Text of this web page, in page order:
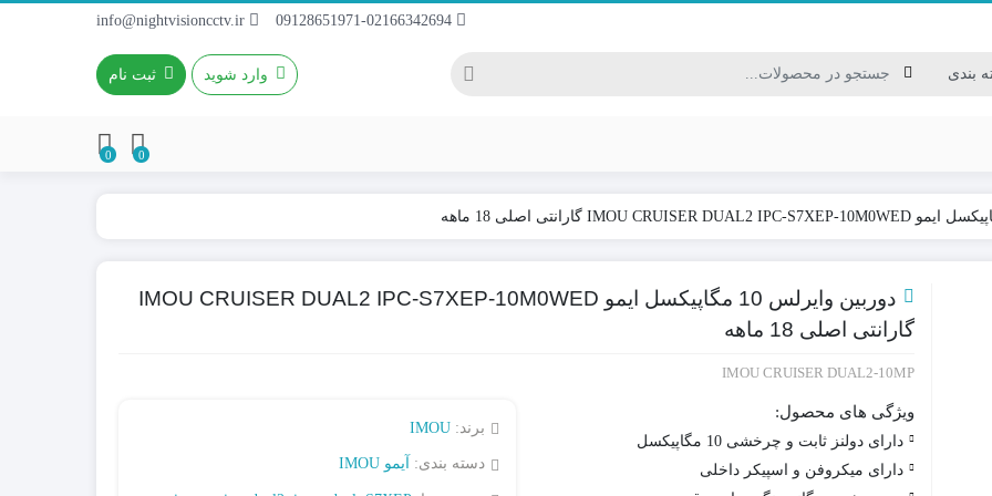
وارد شوید ثبت نام
کابل برق / سیم نایلونی
باطری ریموتی
0
0
دوربین وایرلس 10 مگاپیکسل ایمو IMOU CRUISER DUAL2 IPC-S7XEP-10M0WED
گارانتی اصلی 18 ماهه
IMOU CRUISER DUAL2-10MP
ویژگی های محصول:
دارای دولنز ثابت و چرخشی 10 مگاپیکسل
دارای میکروفن و اسپیکر داخلی
برند: IMOU
دسته بندی: آیمو IMOU